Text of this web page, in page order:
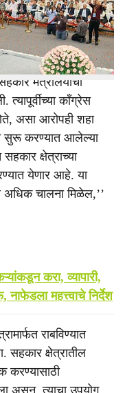
मंत्रालयाच्या
आयोजित कार्यक्रमात ते
मंत्रालयाची
त्यापूर्वीच्या काँग्रेस
असा आरोपही शहा
सुरू करण्यात आलेल्या
क्षेत्राच्या
येणार आहे. या
अधिक चालना मिळेल,’’
करा, व्यापारी,
महत्त्वाचे निर्देश
राबविण्यात
सहकार क्षेत्रातील
करण्यासाठी
असून, त्याचा उपयोग